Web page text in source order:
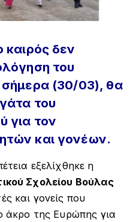
καιρός δεν
του
σήμερα (30/03), θα
του
για τον
και γονέων.
εξελίχθηκε η
Σχολείου Βούλας
και γονείς που
άκρο της Ευρώπης για